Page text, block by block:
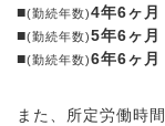
■(勤続年数)4年6ヶ月
■(勤続年数)5年6ヶ月
■(勤続年数)6年6ヶ月
また、所定労働時